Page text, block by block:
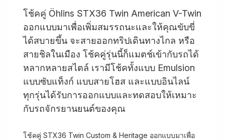
โช้คคู่ Öhlins STX36 Twin American V-Twin
ออกแบบมาเพื่อเพิ่มสมรรถนะและให้คุณขับขี่
ได้สบายขึ้น จะสายออกทริปเดินทางไกล หรือ
สายชิลในเมือง โช้คคู่รุ่นนี้ก็แมตช์เข้ากับรถได้
หลากหลายสไตล์ เรามีโช้คทั้งแบบ Emulsion
แบบซับแท็งก์ แบบสายโฮส และแบบอินไลน์
ทุกรุ่นได้รับการออกแบบและทดสอบให้เหมาะ
กับรถจักรยานยนต์ของคุณ
โช้คคู่ STX36 Twin Custom & Heritage ออกแบบมาเพื่อ